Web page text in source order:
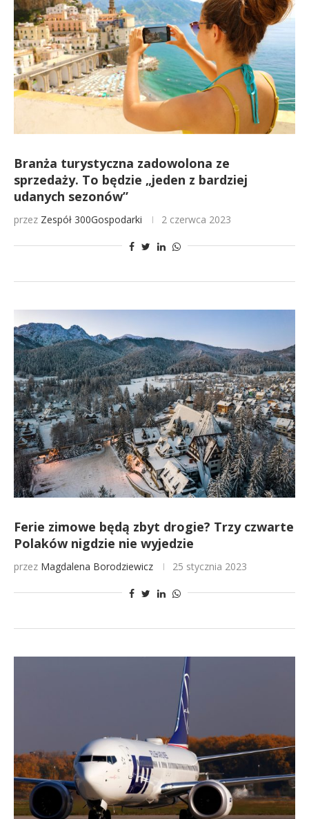
Branża turystyczna zadowolona ze
sprzedaży. To będzie „jeden z bardziej
udanych sezonów”
przez Zespół 300Gospodarki 2 czerwca 2023
Ferie zimowe będą zbyt drogie? Trzy czwarte
Polaków nigdzie nie wyjedzie
przez Magdalena Borodziewicz 25 stycznia 2023